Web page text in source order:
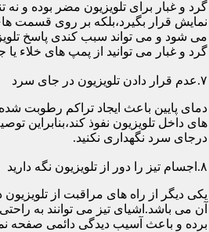
گرد و غبار برای تلویزیون مضر بوده و نه
نمایش قرار بگیرد،بلکه بر روی قسمت
می شود و می تواند سبب کندی پاسخ
گرد و غبار می توانید از پمپ های خلاء یا
۷.عدم قرار دادن تلویزیون در جای سرد
دمای پایین باعث ایجاد تراکم رطوبت
های داخل تلویزیون نفوذ کند،بنابراین
درجای سرد نگهداری نکنید.
۸.اجسام تیز را دور از تلویزیون نگه دارید
یکی دیگر از راه های مراقبت از تلویزیون
آن می باشد.اشیای تیز می توانند به
برده و باعث آسیب دیدگی دائمی صفحه